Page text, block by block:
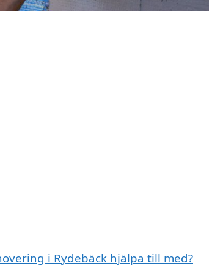
i Rydebäck hjälpa till med?